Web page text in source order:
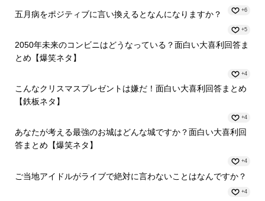
+6
五月病をポジティブに言い換えるとなんになりますか？
+5
2050年未来のコンビニはどうなっている？面白い大喜利回答ま
とめ【爆笑ネタ】
+4
こんなクリスマスプレゼントは嫌だ！面白い大喜利回答まとめ
【鉄板ネタ】
+4
あなたが考える最強のお城はどんな城ですか？面白い大喜利回
答まとめ【爆笑ネタ】
+4
ご当地アイドルがライブで絶対に言わないことはなんですか？
+4